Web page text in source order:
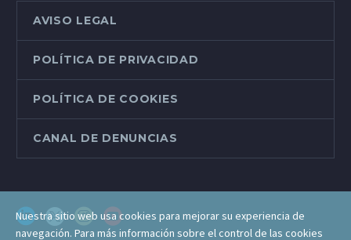
AVISO LEGAL
POLÍTICA DE PRIVACIDAD
POLÍTICA DE COOKIES
CANAL DE DENUNCIAS
Nuestra sitio web usa cookies para mejorar su experiencia de
navegación. Para más información sobre el control de las cookies